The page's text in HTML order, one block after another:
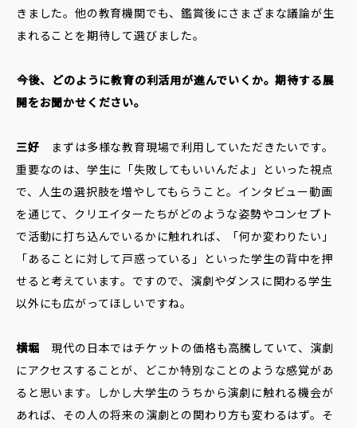
きました。他の教育機関でも、鑑賞後にさまざまな議論が生
まれることを期待して選びました。
――今後、どのように教育の利活用が進んでいくか。期待する展
開をお聞かせください。
三好 まずは多様な教育現場で利用していただきたいです。
重要なのは、学生に「失敗してもいいんだよ」といった視点
で、人生の選択肢を増やしてもらうこと。インタビュー動画
を通じて、クリエイターたちがどのような姿勢やコンセプト
で活動に打ち込んでいるかに触れれば、「何か変わりたい」
「あることに対して戸惑っている」といった学生の背中を押
せると考えています。ですので、演劇やダンスに関わる学生
以外にも広がってほしいですね。
横堀 現代の日本ではチケットの価格も高騰していて、演劇
にアクセスすることが、どこか特別なことのような感覚があ
ると思います。しかし大学生のうちから演劇に触れる機会が
あれば、その人の将来の演劇との関わり方も変わるはず。そ